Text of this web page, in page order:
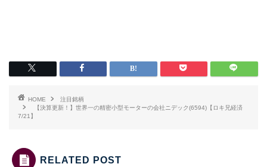
HOME
注目銘柄
【決算更新！】世界一の精密小型モーターの会社ニデック(6594)【ロキ兄経済
7/21】
RELATED POST